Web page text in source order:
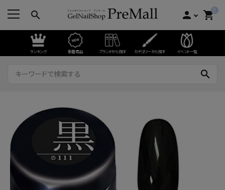
search person 0
shopping_cart
ランキング 新着商品 ブランドから探す カテゴリーから探す イベント一覧
search